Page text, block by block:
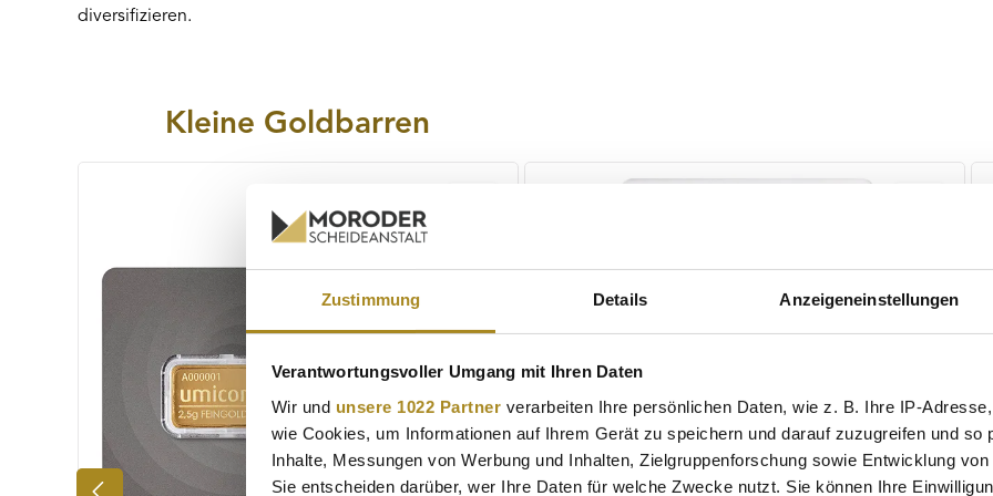
Zustimmung Details Anzeigeneinstellungen
Verantwortungsvoller Umgang mit Ihren Daten
Wir und unsere 1022 Partner verarbeiten Ihre persönlichen Daten, wie z. B. Ihre IP-
wie Cookies, um Informationen auf Ihrem Gerät zu speichern und darauf zuzugreifen und so
Inhalte, Messungen von Werbung und Inhalten, Zielgruppenforschung sowie Entwicklung
Sie entscheiden darüber, wer Ihre Daten für welche Zwecke nutzt. Sie können Ihre
diversifizieren.
Kleine Goldbarren